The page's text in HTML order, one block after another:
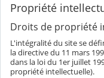
Propriété
Droits de propriété
L'intégralité du site se
la directive du 11 mars
dans la loi du 1er juillet
propriété intellectuelle).